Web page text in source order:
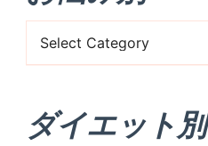
プ
（朝/
お
悩
別
ダイエット別